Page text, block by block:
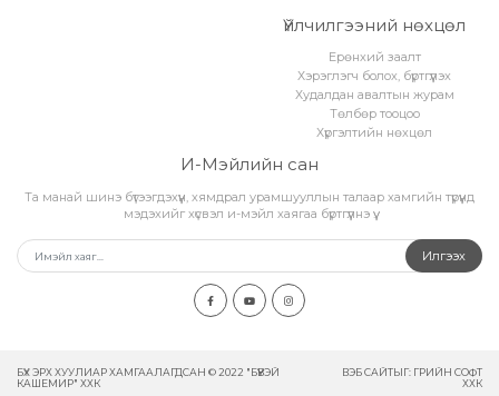
Үйлчилгээний нөхцөл
Ерөнхий заалт
Хэрэглэгч болох, бүртгүүлэх
Худалдан авалтын журам
Төлбөр тооцоо
Хүргэлтийн нөхцөл
И-Мэйлийн сан
Та манай шинэ бүтээгдэхүүн, хямдрал урамшууллын талаар хамгийн түрүүнд
мэдэхийг хүсвэл и-мэйл хаягаа бүртгүүлнэ үү.
Илгээх
БҮХ ЭРХ ХУУЛИАР ХАМГААЛАГДСАН © 2022 "БҮҮВЭЙ
КАШЕМИР" ХХК
ВЭБ САЙТЫГ: ГРИЙН СОФТ
ХХК